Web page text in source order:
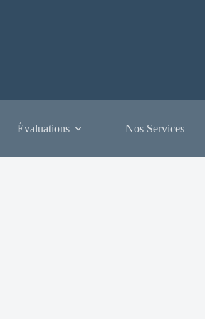
Évaluations Nos Services